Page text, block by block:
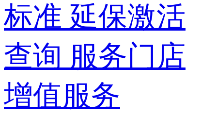
标准 延保激活
查询 服务门店
增值服务